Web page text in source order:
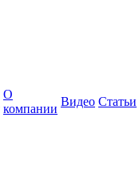
О
компании
Видео Статьи